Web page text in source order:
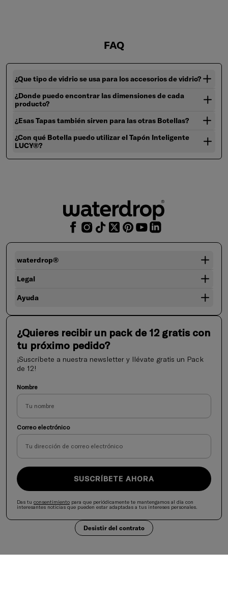
FAQ
¿Que tipo de vidrio se usa para los accesorios de vidrio?
¿Donde puedo encontrar las dimensiones de cada
producto?
¿Esas Tapas también sirven para las otras Botellas?
¿Con qué Botella puedo utilizar el Tapón Inteligente
LUCY®?
waterdrop®
Legal
Ayuda
¿Quieres recibir un pack de 12 gratis con
tu próximo pedido?
¡Suscríbete a nuestra newsletter y llévate gratis un Pack
de 12!
Nombre
Correo electrónico
SUSCRÍBETE AHORA
Das tu consentimiento para que periódicamente te mantengamos al día con
interesantes noticias que pueden estar adaptadas a tus intereses personales.
Desistir del contrato